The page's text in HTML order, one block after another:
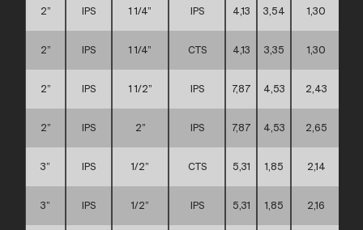
2” IPS 1 1/4” IPS 4,13 3,54 1,30
2” IPS 1 1/4” CTS 4,13 3,35 1,30
2” IPS 1 1/2” IPS 7,87 4,53 2,43
2” IPS 2” IPS 7,87 4,53 2,65
3” IPS 1/2” CTS 5,31 1,85 2,14
3” IPS 1/2” IPS 5,31 1,85 2,16